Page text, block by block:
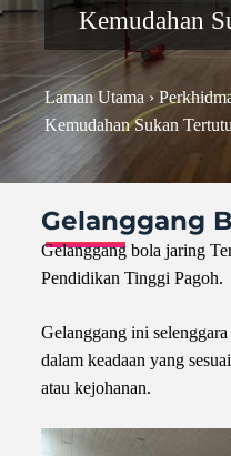
Kemudahan
Laman Utama ›
Kemudahan Sukan
Gelanggang
Gelanggang bola jaring
Pendidikan Tinggi Pagoh.
Gelanggang ini
dalam keadaan yang
atau kejohanan.